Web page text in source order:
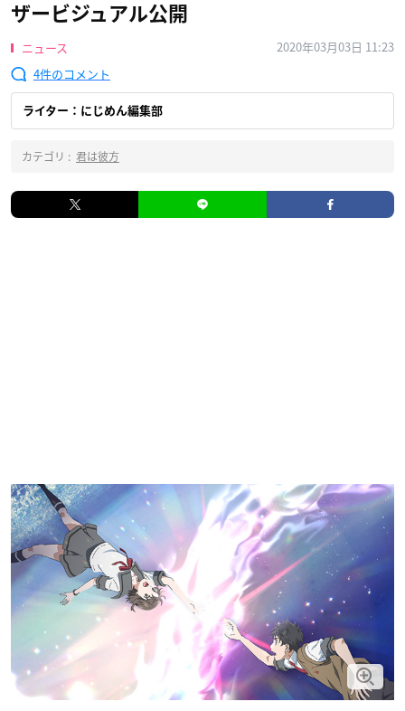
ザービジュアル公開
ニュース
2020年03月03日 11:23
4
ライター：にじめん編集部
カテゴリ : 君は彼方